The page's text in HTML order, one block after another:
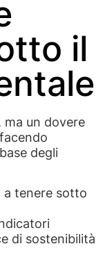
il
ma un dovere
degli
a tenere sotto
di sostenibilità